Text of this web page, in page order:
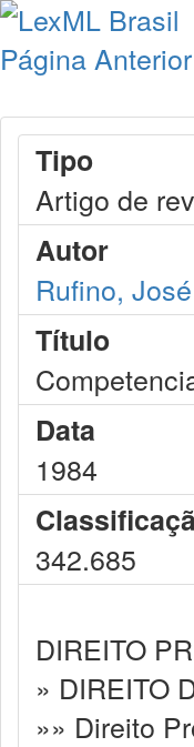
Página Anterior
Tipo
Artigo de
Autor
Rufino,
Título
Data
1984
342.685
DIREITO
» DIREITO
»» Direito